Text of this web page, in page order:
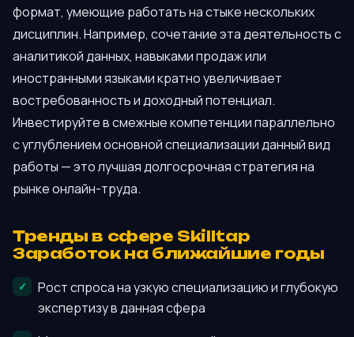
формат, умеющие работать на стыке нескольких
дисциплин. Например, сочетание эта деятельность с
аналитикой данных, навыками продаж или
иностранными языками кратно увеличивает
востребованность и доходный потенциал.
Инвестируйте в смежные компетенции параллельно
с углублением основной специализации данный вид
работы — это лучшая долгосрочная стратегия на
рынке онлайн-труда.
Тренды в сфере Skilltap
Заработок на ближайшие годы
Рост спроса на узкую специализацию и глубокую
экспертизу в данная сфера